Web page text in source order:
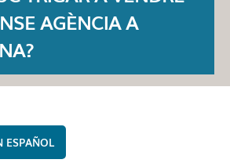
AGÈNCIA A
ESPAÑOL